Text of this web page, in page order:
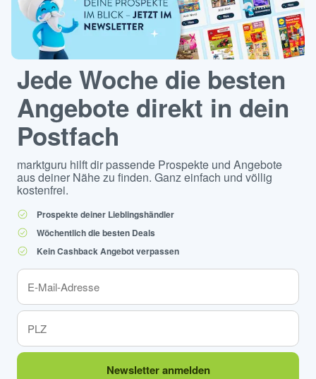
Jede Woche die besten
Angebote direkt in dein
Postfach
marktguru hilft dir passende Prospekte und Angebote
aus deiner Nähe zu finden. Ganz einfach und völlig
kostenfrei.
Prospekte deiner Lieblingshändler
Wöchentlich die besten Deals
Kein Cashback Angebot verpassen
Newsletter anmelden